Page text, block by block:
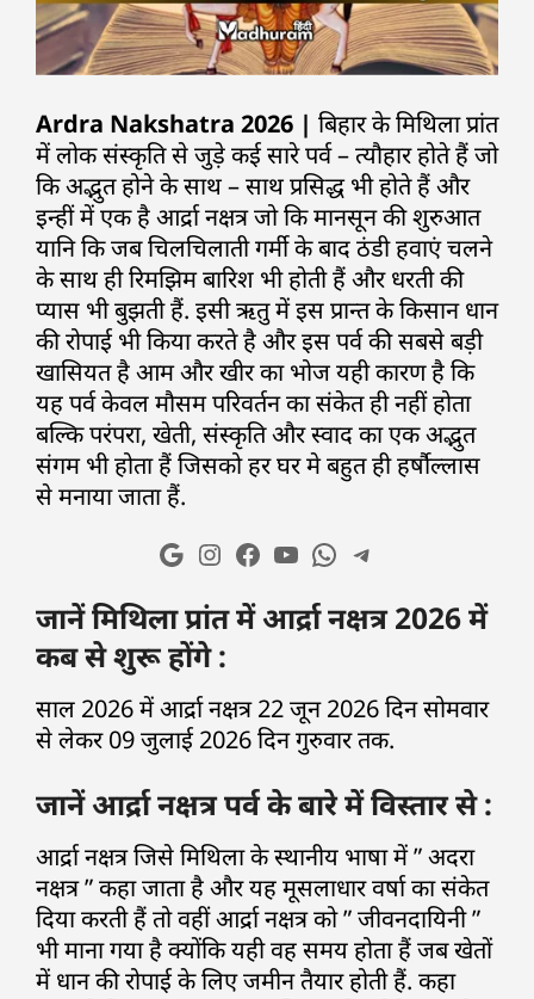
Ardra Nakshatra 2026 | बिहार के मिथिला प्रांत
में लोक संस्कृति से जुड़े कई सारे पर्व – त्यौहार होते हैं जो
कि अद्भुत होने के साथ – साथ प्रसिद्ध भी होते हैं और
इन्हीं में एक है आर्द्रा नक्षत्र जो कि मानसून की शुरुआत
यानि कि जब चिलचिलाती गर्मी के बाद ठंडी हवाएं चलने
के साथ ही रिमझिम बारिश भी होती हैं और धरती की
प्यास भी बुझती हैं. इसी ऋतु में इस प्रान्त के किसान धान
की रोपाई भी किया करते है और इस पर्व की सबसे बड़ी
खासियत है आम और खीर का भोज यही कारण है कि
यह पर्व केवल मौसम परिवर्तन का संकेत ही नहीं होता
बल्कि परंपरा, खेती, संस्कृति और स्वाद का एक अद्भुत
संगम भी होता हैं जिसको हर घर मे बहुत ही हर्षौल्लास
से मनाया जाता हैं.
जानें मिथिला प्रांत में आर्द्रा नक्षत्र 2026 में
कब से शुरू होंगे :
साल 2026 में आर्द्रा नक्षत्र 22 जून 2026 दिन सोमवार
से लेकर 09 जुलाई 2026 दिन गुरुवार तक.
जानें आर्द्रा नक्षत्र पर्व के बारे में विस्तार से :
आर्द्रा नक्षत्र जिसे मिथिला के स्थानीय भाषा में ” अदरा
नक्षत्र ” कहा जाता है और यह मूसलाधार वर्षा का संकेत
दिया करती हैं तो वहीं आर्द्रा नक्षत्र को ” जीवनदायिनी ”
भी माना गया है क्योंकि यही वह समय होता हैं जब खेतों
में धान की रोपाई के लिए जमीन तैयार होती हैं. कहा